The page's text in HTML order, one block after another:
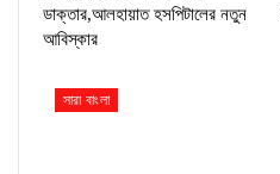
ডাক্তার,আলহায়াত হসপিটালের নতুন
আবিস্কার
সারা বাংলা